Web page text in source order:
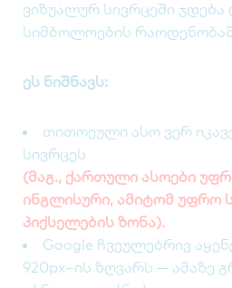
ვიზუალურ სივრცეში ჯდება
სიმბოლოების
ეს ნიშნავს:
თითოეული ასო ვერ
სივრცეს
(მაგ., ქართული ასოები
ინგლისური, ამიტომ უფრო
პიქსელების ზონა).
Google ჩვეულებრივ
920px–ის ზღვარს — ამაზე